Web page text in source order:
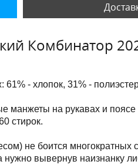
Комбинатор
61% - хлопок, 31% -
манжеты на рукавах и
стирок.
не боится
вывернув наизнанку